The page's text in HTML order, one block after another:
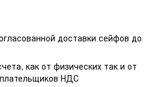
доставки сейфов до
как от физических так и от
НДС